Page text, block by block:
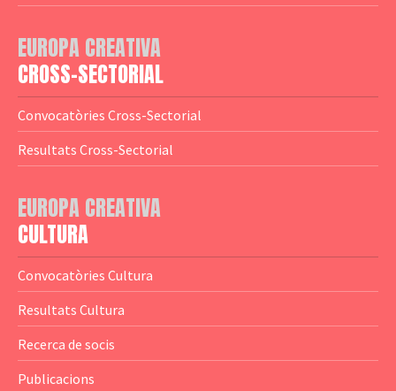
— Logotips
— Notícies
— Publicacions
— Guies MEDIA
— Altres Guies
— Presentacions
— Estudis
EUROPA CREATIVA
CROSS-SECTORIAL
Convocatòries Cross-Sectorial
Resultats Cross-Sectorial
EUROPA CREATIVA
CULTURA
Convocatòries Cultura
Resultats Cultura
Recerca de socis
Publicacions